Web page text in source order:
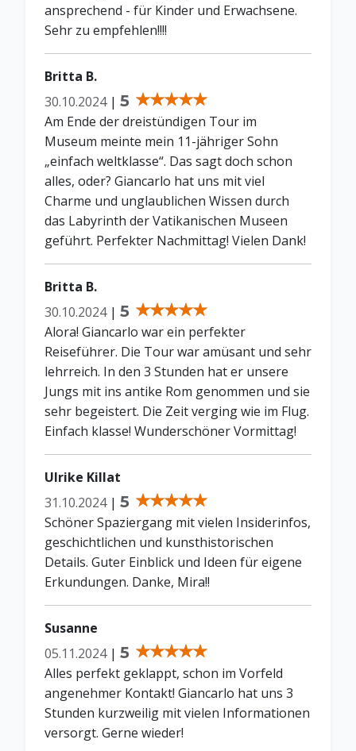
ansprechend - für Kinder und Erwachsene.
Sehr zu empfehlen!!!!
Britta B.
30.10.2024| 5
Am Ende der dreistündigen Tour im
Museum meinte mein 11-jähriger Sohn
„einfach weltklasse“. Das sagt doch schon
alles, oder? Giancarlo hat uns mit viel
Charme und unglaublichen Wissen durch
das Labyrinth der Vatikanischen Museen
geführt. Perfekter Nachmittag! Vielen Dank!
Britta B.
30.10.2024| 5
Alora! Giancarlo war ein perfekter
Reiseführer. Die Tour war amüsant und sehr
lehrreich. In den 3 Stunden hat er unsere
Jungs mit ins antike Rom genommen und sie
sehr begeistert. Die Zeit verging wie im Flug.
Einfach klasse! Wunderschöner Vormittag!
Ulrike Killat
31.10.2024| 5
Schöner Spaziergang mit vielen Insiderinfos,
geschichtlichen und kunsthistorischen
Details. Guter Einblick und Ideen für eigene
Erkundungen. Danke, Mira!!
Susanne
05.11.2024| 5
Alles perfekt geklappt, schon im Vorfeld
angenehmer Kontakt! Giancarlo hat uns 3
Stunden kurzweilig mit vielen Informationen
versorgt. Gerne wieder!